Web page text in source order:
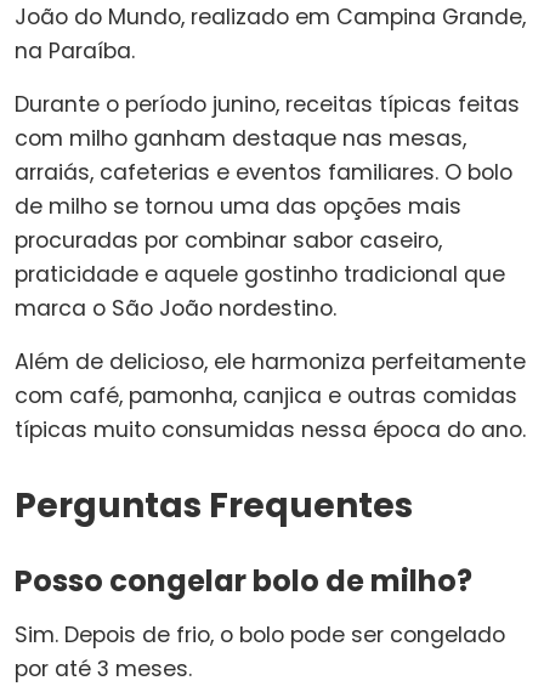
João do Mundo, realizado em Campina Grande,
na Paraíba.
Durante o período junino, receitas típicas feitas
com milho ganham destaque nas mesas,
arraiás, cafeterias e eventos familiares. O bolo
de milho se tornou uma das opções mais
procuradas por combinar sabor caseiro,
praticidade e aquele gostinho tradicional que
marca o São João nordestino.
Além de delicioso, ele harmoniza perfeitamente
com café, pamonha, canjica e outras comidas
típicas muito consumidas nessa época do ano.
Perguntas Frequentes
Posso congelar bolo de milho?
Sim. Depois de frio, o bolo pode ser congelado
por até 3 meses.